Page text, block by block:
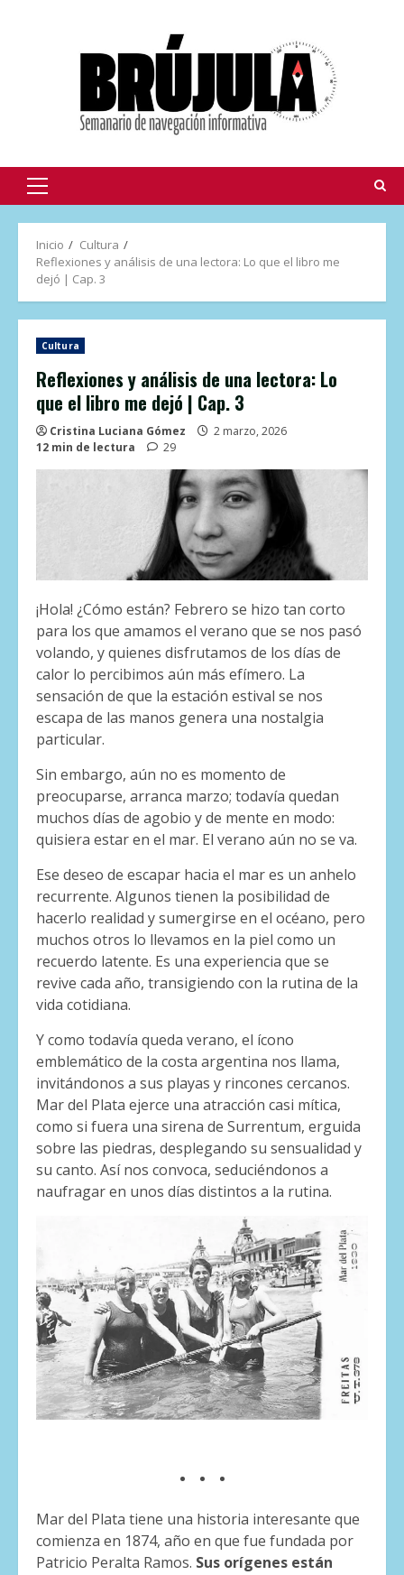
Inicio
Cultura
Reflexiones y análisis de una lectora: Lo que el libro me
dejó | Cap. 3
Cultura
Reflexiones y análisis de una lectora: Lo
que el libro me dejó | Cap. 3
Cristina Luciana Gómez
2 marzo, 2026
12 min de lectura
29
¡Hola! ¿Cómo están? Febrero se hizo tan corto
para los que amamos el verano que se nos pasó
volando, y quienes disfrutamos de los días de
calor lo percibimos aún más efímero. La
sensación de que la estación estival se nos
escapa de las manos genera una nostalgia
particular.
Sin embargo, aún no es momento de
preocuparse, arranca marzo; todavía quedan
muchos días de agobio y de mente en modo:
quisiera estar en el mar. El verano aún no se va.
Ese deseo de escapar hacia el mar es un anhelo
recurrente. Algunos tienen la posibilidad de
hacerlo realidad y sumergirse en el océano, pero
muchos otros lo llevamos en la piel como un
recuerdo latente. Es una experiencia que se
revive cada año, transigiendo con la rutina de la
vida cotidiana.
Y como todavía queda verano, el ícono
emblemático de la costa argentina nos llama,
invitándonos a sus playas y rincones cercanos.
Mar del Plata ejerce una atracción casi mítica,
como si fuera una sirena de Surrentum, erguida
sobre las piedras, desplegando su sensualidad y
su canto. Así nos convoca, seduciéndonos a
naufragar en unos días distintos a la rutina.
. . .
Mar del Plata tiene una historia interesante que
comienza en 1874, año en que fue fundada por
Patricio Peralta Ramos. Sus orígenes están